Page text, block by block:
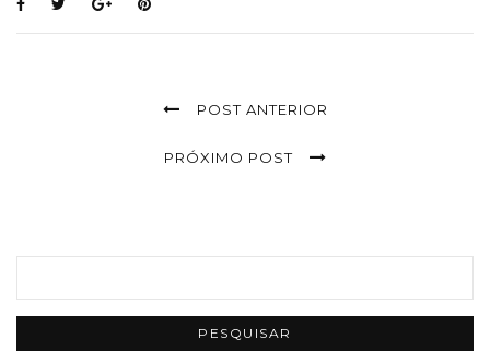
POST ANTERIOR
PRÓXIMO POST